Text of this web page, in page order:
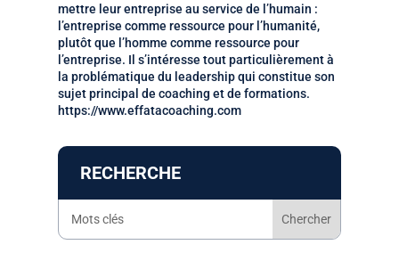
mettre leur entreprise au service de l’humain :
l’entreprise comme ressource pour l’humanité,
plutôt que l’homme comme ressource pour
l’entreprise. Il s’intéresse tout particulièrement à
la problématique du leadership qui constitue son
sujet principal de coaching et de formations.
https://www.effatacoaching.com
RECHERCHE